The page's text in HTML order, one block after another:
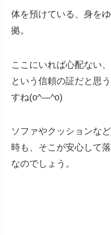
体を預けている、身を
拠。
ここにいれば心配ない
という信頼の証だと思
すね(o^―^o)
ソファやクッションな
時も、そこが安心して
なのでしょう。